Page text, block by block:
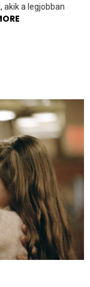
akik a legjobban